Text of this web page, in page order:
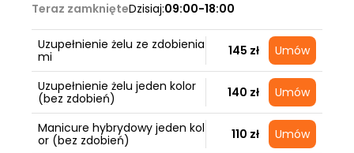
Teraz zamknięteDzisiaj:09:00-18:00
Uzupełnienie żelu ze zdobienia
mi
145 zł Umów
Uzupełnienie żelu jeden kolor
(bez zdobień)
140 zł Umów
Manicure hybrydowy jeden kol
or (bez zdobień)
110 zł Umów